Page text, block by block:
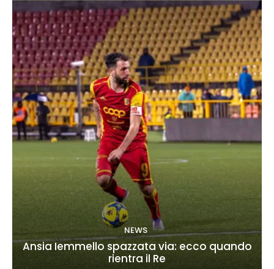
NEWS
Ansia Iemmello spazzata via: ecco quando
rientra il Re